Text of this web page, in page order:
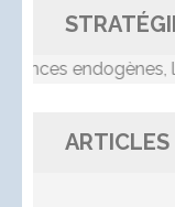
endogènes, la